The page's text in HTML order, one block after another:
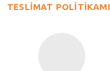
TESLİMAT